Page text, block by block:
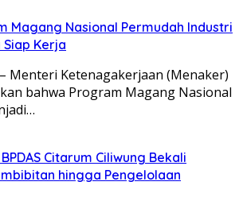
Magang Nasional Permudah Industri
Kerja
Menteri Ketenagakerjaan (Menaker)
bahwa Program Magang Nasional
Citarum Ciliwung Bekali
hingga Pengelolaan